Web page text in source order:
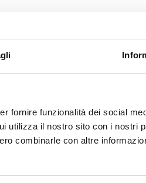
fornire funzionalità dei social
utilizza il nostro sito con i nostri
combinarle con altre